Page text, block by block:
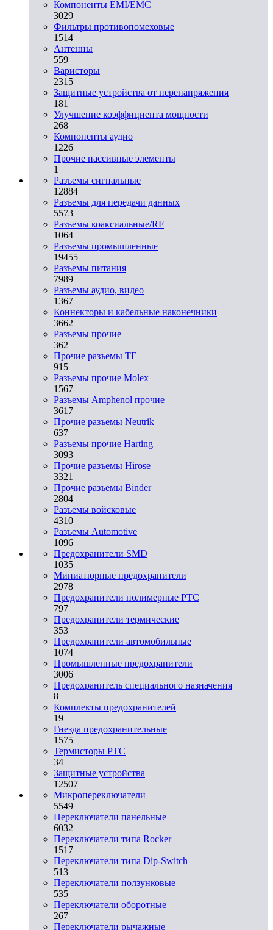
Компоненты EMI/EMC
3029
Фильтры противопомеховые
1514
Антенны
559
Варисторы
2315
Защитные устройства от перенапряжения
181
Улучшение коэффициента мощности
268
Компоненты аудио
1226
Прочие пассивные элементы
1
Разъeмы сигнальные
12884
Разъeмы для передачи данных
5573
Разъeмы коаксиальные/RF
1064
Разъeмы промышленные
19455
Разъeмы питания
7989
Разъeмы аудио, видео
1367
Коннекторы и кабельные наконечники
3662
Разъeмы прочие
362
Прочие разъемы TE
915
Разъемы прочие Molex
1567
Разъемы Amphenol прочие
3617
Прочие разъемы Neutrik
637
Разъемы прочие Harting
3093
Прочие разъемы Hirose
3321
Прочие разъемы Binder
2804
Разъемы войсковые
4310
Разъeмы Automotive
1096
Предохранители SMD
1035
Миниатюрные предохранители
2978
Предохранители полимерные PTC
797
Предохранители термические
353
Предохранители автомобильные
1074
Промышленные предохранители
3006
Предохранитель специального назначения
8
Комплекты предохранителей
19
Гнезда предохранительные
1575
Термисторы PTC
34
Защитные устройства
12507
Микропереключатели
5549
Переключатели панельные
6032
Переключатели типа Rocker
1517
Переключатели типа Dip-Switch
513
Переключатели ползунковые
535
Переключатели оборотные
267
Переключатели рычажные